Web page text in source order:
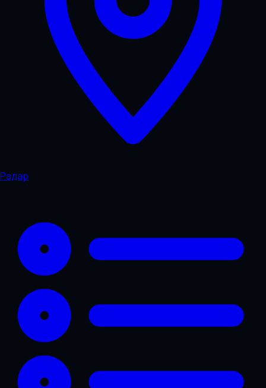
Радар